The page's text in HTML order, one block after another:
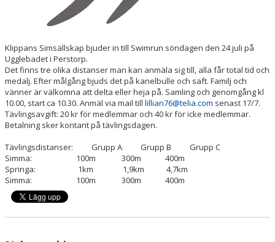
Klippans Simsällskap bjuder in till Swimrun söndagen den 24 juli på
Ugglebadet i Perstorp.
Det finns tre olika distanser man kan anmäla sig till, alla får total tid och
medalj. Efter målgång bjuds det på kanelbulle och saft. Familj och
vänner är välkomna att delta eller heja på. Samling och genomgång kl
10.00, start ca 10.30. Anmäl via mail till lillian76@telia.com senast 17/7.
Tävlingsavgift: 20 kr för medlemmar och 40 kr för icke medlemmar.
Betalning sker kontant på tävlingsdagen.
Tävlingsdistanser: Grupp A Grupp B Grupp C
Simma: 100m 300m 400m
Springa: 1km 1,9km 4,7km
Simma: 100m 300m 400m